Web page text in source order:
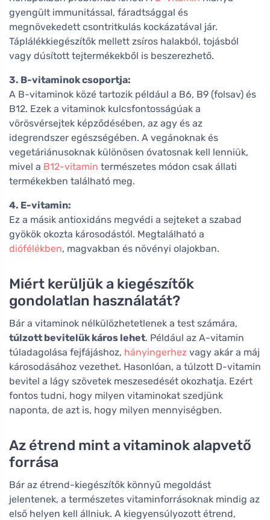
gyengült immunitással, fáradtsággal és
megnövekedett csontritkulás kockázatával jár.
Táplálékkiegészítők mellett zsíros halakból, tojásból
vagy dúsított tejtermékekből is beszerezhető.
3. B-vitaminok csoportja:
A B-vitaminok közé tartozik például a B6, B9 (folsav) és
B12. Ezek a vitaminok kulcsfontosságúak a
vörösvérsejtek képződésében, az agy és az
idegrendszer egészségében. A vegánoknak és
vegetáriánusoknak különösen óvatosnak kell lenniük,
mivel a B12-vitamin természetes módon csak állati
termékekben található meg.
4. E-vitamin:
Ez a másik antioxidáns megvédi a sejteket a szabad
gyökök okozta károsodástól. Megtalálható a
diófélékben, magvakban és növényi olajokban.
Miért kerüljük a kiegészítők
gondolatlan használatát?
Bár a vitaminok nélkülözhetetlenek a test számára,
túlzott bevitelük káros lehet. Például az A-vitamin
túladagolása fejfájáshoz, hányingerhez vagy akár a máj
károsodásához vezethet. Hasonlóan, a túlzott D-vitamin
bevitel a lágy szövetek meszesedését okozhatja. Ezért
fontos tudni, hogy milyen vitaminokat szedjünk
naponta, de azt is, hogy milyen mennyiségben.
Az étrend mint a vitaminok alapvető
forrása
Bár az étrend-kiegészítők könnyű megoldást
jelentenek, a természetes vitaminforrásoknak mindig az
első helyen kell állniuk. A kiegyensúlyozott étrend,